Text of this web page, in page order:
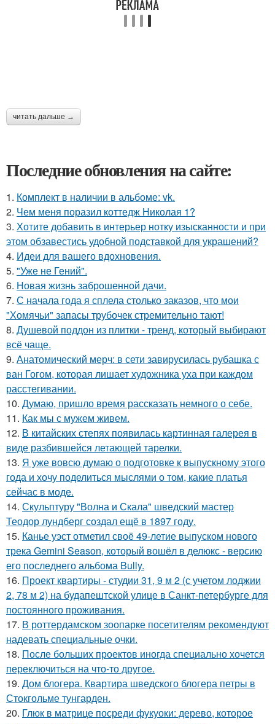
читать дальше →
Последние обновления на сайте:
1. Комплект в наличии в альбоме: vk.
2. Чем меня поразил коттедж Николая 1?
3. Хотите добавить в интерьер нотку изысканности и при
этом обзавестись удобной подставкой для украшений?
4. Идеи для вашего вдохновения.
5. "Уже не Гений".
6. Новая жизнь заброшенной дачи.
7. С начала года я сплела столько заказов, что мои
"Хомячьи" запасы трубочек стремительно тают!
8. Душевой поддон из плитки - тренд, который выбирают
всё чаще.
9. Анатомический мерч: в сети завирусилась рубашка с
ван Гогом, которая лишает художника уха при каждом
расстегивании.
10. Думаю, пришло время рассказать немного о себе.
11. Как мы с мужем живем.
12. В китайских степях появилась картинная галерея в
виде разбившейся летающей тарелки.
13. Я уже вовсю думаю о подготовке к выпускному этого
года и хочу поделиться мыслями о том, какие платья
сейчас в моде.
14. Скульптуру "Волна и Скала" шведский мастер
Теодор лундберг создал ещё в 1897 году.
15. Канье уэст отметил своё 49-летие выпуском нового
трека Gemini Season, который вошёл в делюкс - версию
его последнего альбома Bully.
16. Проект квартиры - студии 31, 9 м 2 (с учетом лоджии
2, 78 м 2) на будапештской улице в Санкт-петербурге для
постоянного проживания.
17. В роттердамском зоопарке посетителям рекомендуют
надевать специальные очки.
18. После больших проектов иногда специально хочется
переключиться на что-то другое.
19. Дом блогера. Квартира шведского блогера петры в
Стокгольме тунгарден.
20. Глюк в матрице посреди фукуоки: дерево, которое